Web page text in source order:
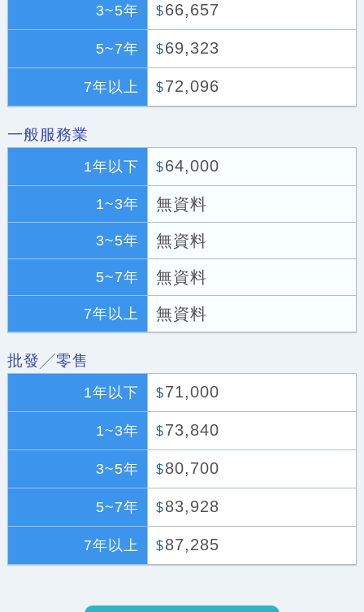
3~5年 $66,657
5~7年 $69,323
7年以上 $72,096
一般服務業
1年以下 $64,000
1~3年 無資料
3~5年 無資料
5~7年 無資料
7年以上 無資料
批發╱零售
1年以下 $71,000
1~3年 $73,840
3~5年 $80,700
5~7年 $83,928
7年以上 $87,285